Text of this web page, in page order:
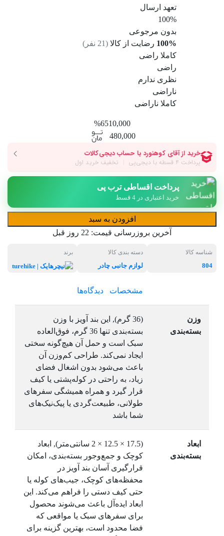
تعهد ارسال
100%
بدون مرجوعی
100% رضایت از کالا (
21 نفر)
کاملا راضی
راضی
نظری ندارم
ناراضی
کاملا ناراضی
510,000
%6
480,000
پرداخت اقساطی ترب پی
خرید اعتباری در 4 قسط
افزودن به سبد
آخرین بروزرسانی قیمت: 22 روز قبل
شناسه کالا
804
دسته بندی کالا
لوازم جانبی چادر
برند
مشخصات دیدگاه‌ها
وزن
بسته‌بندی
(36 گرم), این بند آویز با وزن
بسته‌بندی تنها 36 گرم، فوق‌العاده
سبک است و حمل آن هیچ‌گونه سختی
ایجاد نمی‌کند. طراحی کم‌وزن آن
باعث می‌شود بدون اشغال فضای
زیاد، به راحتی در کوله‌پشتی یا کیف
قرار گیرد و همراه همیشگی سفرهای
طولانی، طبیعت‌گردی یا پیک‌نیک‌های
شما باشد
ابعاد
بسته‌بندی
(17.5 × 12.5 × 2 سانتی‌متر), ابعاد
کوچک و جمع‌وجور بسته‌بندی، امکان
قرارگیری آسان بند آویز در
محفظه‌های کوچک، جیب‌های کوله یا
حتی کیف دستی را فراهم می‌کند. این
ابعاد ایده‌آل باعث می‌شوند محصول
برای سفرهای سبک یا مواقعی که
فضا محدود است، بهترین گزینه برای